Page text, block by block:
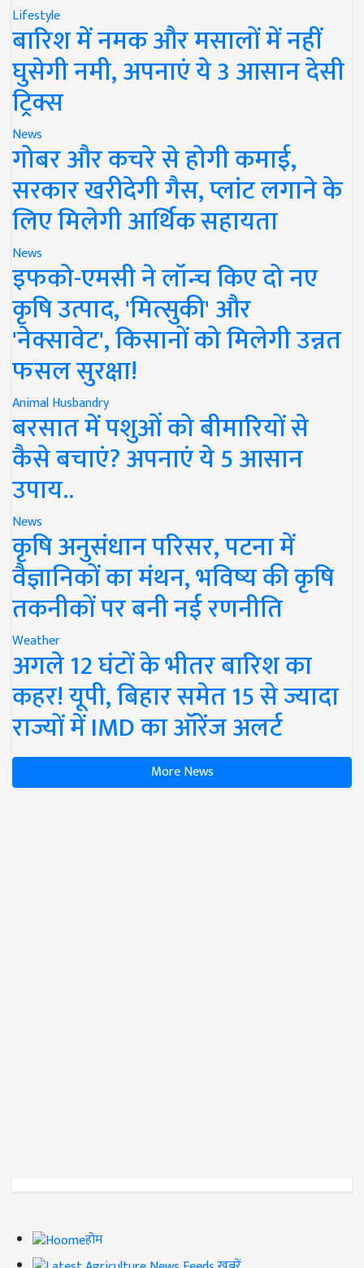
Lifestyle
बारिश में नमक और मसालों में नहीं
घुसेगी नमी, अपनाएं ये 3 आसान देसी
ट्रिक्स
News
गोबर और कचरे से होगी कमाई,
सरकार खरीदेगी गैस, प्लांट लगाने के
लिए मिलेगी आर्थिक सहायता
News
इफको-एमसी ने लॉन्च किए दो नए
कृषि उत्पाद, 'मित्सुकी' और
'नेक्सावेट', किसानों को मिलेगी उन्नत
फसल सुरक्षा!
Animal Husbandry
बरसात में पशुओं को बीमारियों से
कैसे बचाएं? अपनाएं ये 5 आसान
उपाय..
News
कृषि अनुसंधान परिसर, पटना में
वैज्ञानिकों का मंथन, भविष्य की कृषि
तकनीकों पर बनी नई रणनीति
Weather
अगले 12 घंटों के भीतर बारिश का
कहर! यूपी, बिहार समेत 15 से ज्यादा
राज्यों में IMD का ऑरेंज अलर्ट
More News
होम